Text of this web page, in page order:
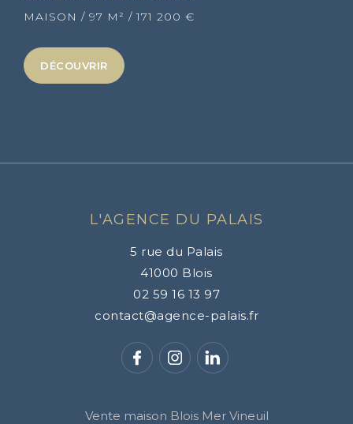
MAISON / 97 M² / 171 200 €
DÉCOUVRIR
L'AGENCE DU PALAIS
5 rue du Palais
41000 Blois
02 59 16 13 97
contact@agence-palais.fr
Vente maison Blois Mer Vineuil